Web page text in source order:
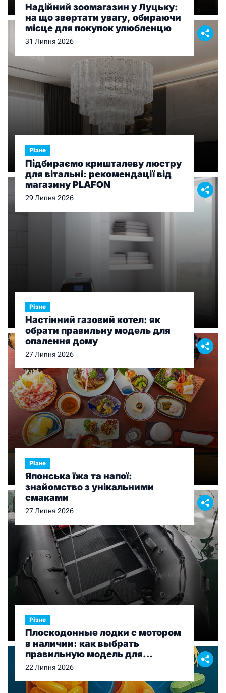
Надійний зоомагазин у Луцьку:
на що звертати увагу, обираючи
місце для покупок улюбленцю
31 Липня 2026
Різне
Підбираємо кришталеву люстру
для вітальні: рекомендації від
магазину PLAFON
29 Липня 2026
Різне
Настінний газовий котел: як
обрати правильну модель для
опалення дому
27 Липня 2026
Різне
Японська їжа та напої:
знайомство з унікальними
смаками
27 Липня 2026
Різне
Плоскодонные лодки с мотором
в наличии: как выбрать
правильную модель для
рыбалки и отдыха
22 Липня 2026